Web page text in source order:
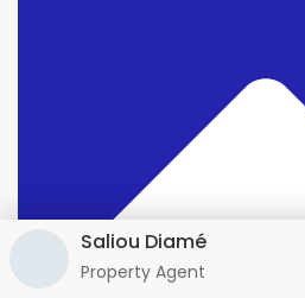
Saliou Diamé
Property Agent